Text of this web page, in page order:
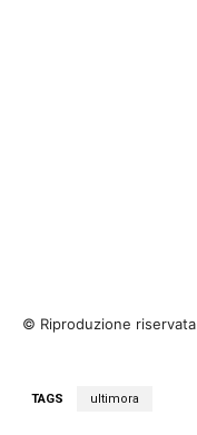
© Riproduzione riservata
TAGS ultimora